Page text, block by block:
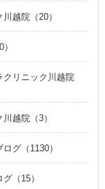
越院（20）
リニック川越院
越院（3）
グ（1130）
（15）